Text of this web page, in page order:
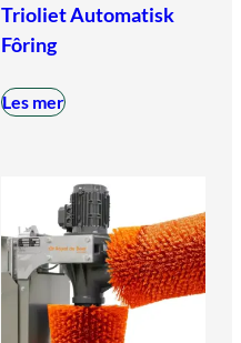
Trioliet Automatisk
Fôring
Les mer